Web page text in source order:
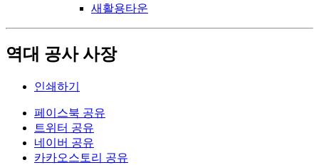
새활용타운
역대 공사 사장
인쇄하기
페이스북 공유
트위터 공유
네이버 공유
카카오스토리 공유